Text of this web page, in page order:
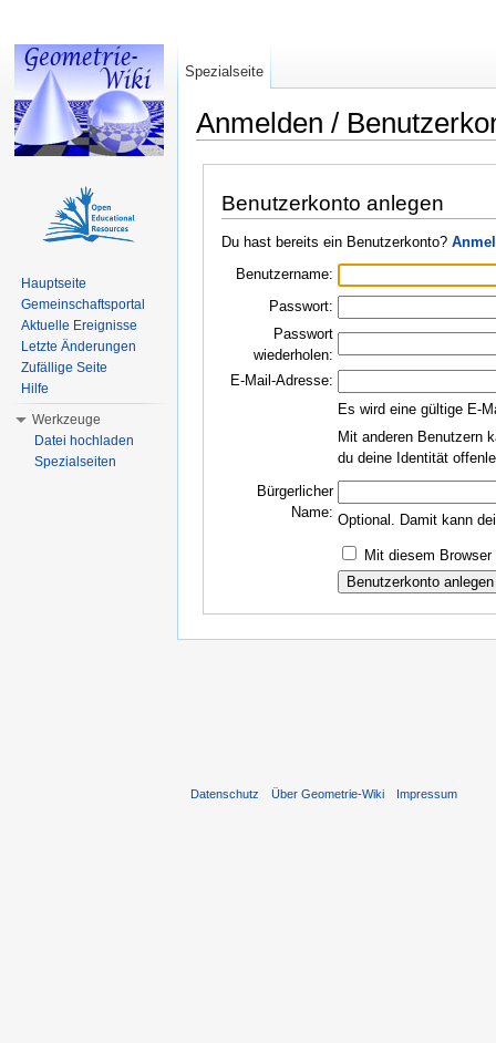
Anmelden /
Benutzerkonto anlegen
Du hast bereits ein Benutzerkonto?
Benutzername:
Passwort:
Passwort
wiederholen:
E-Mail-Adresse:
Es wird eine gültige E-
Mit anderen Benutzern
du deine Identität
Bürgerlicher
Name: Optional. Damit kann
Mit diesem
Spezialseite
Hauptseite
Gemeinschaftsportal
Aktuelle Ereignisse
Letzte Änderungen
Zufällige Seite
Hilfe
Werkzeuge
Datei hochladen
Spezialseiten
Datenschutz Über Geometrie-Wiki Impressum